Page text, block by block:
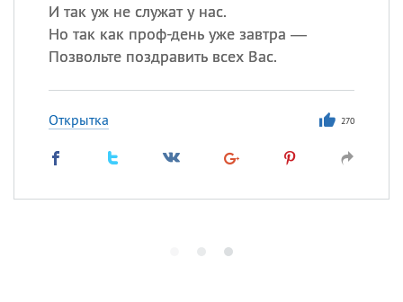
И так уж не служат у нас.
Но так как проф-день уже завтра —
Позвольте поздравить всех Вас.
Открытка 270